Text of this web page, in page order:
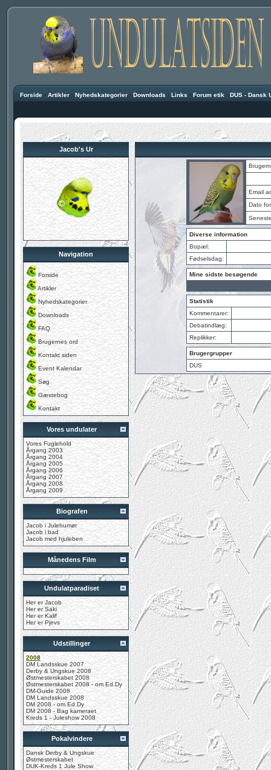
Forside · Artikler · Nyhedskategorier · Downloads · Links · Forum etik · DUS - Dansk
Jacob's Ur
Navigation
Forside
Artikler
Nyhedskategorier
Downloads
FAQ
Brugernes ord
Kontakt siden
Event Kalendar
Søg
Gæstebog
Kontakt
Vores undulater
Vores Fuglehold
Årgang 2003
Årgang 2004
Årgang 2005
Årgang 2006
Årgang 2007
Årgang 2008
Årgang 2009
Biografen
Jacob i Julehumør
Jacob i bad
Jacob med hjuleben
Månedens Film
Undulatparadiset
Her er Jacob
Her er Saki
Her er Kalif
Her er Pjevs
Udstillinger
2008
DM Landsskue 2007
Derby & Ungskue 2008
Østmesterskabet 2008
Østmesterskabet 2008 - om Ed.Dy
DM-Guide 2008
DM Landsskue 2008
DM 2008 - om Ed.Dy
DM 2008 - Bag kameraet
Kreds 1 - Juleshow 2008
Pokalvindere
Dansk Derby & Ungskue
Østmesterskabet
DUK-Kreds 1 Jule Show
Email
Dato
Diverse information
Bopæl:
Fødselsdag:
Mine sidste besøgende
Statistik
Kommentarer:
Debatindlæg:
Replikker:
Brugergrupper
DUS